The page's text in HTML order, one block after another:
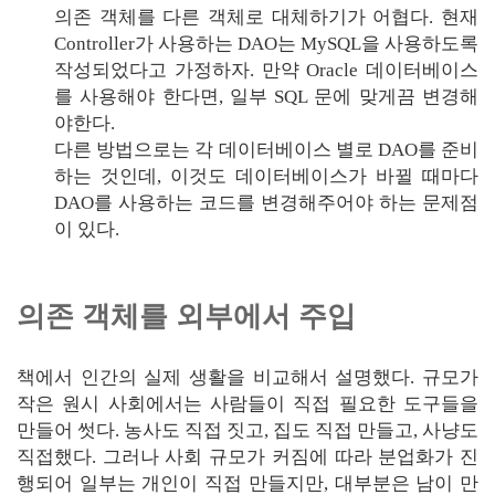
의존 객체를 다른 객체로 대체하기가 어협다. 현재
Controller가 사용하는 DAO는 MySQL을 사용하도록
작성되었다고 가정하자. 만약 Oracle 데이터베이스
를 사용해야 한다면, 일부 SQL 문에 맞게끔 변경해
야한다.
다른 방법으로는 각 데이터베이스 별로 DAO를 준비
하는 것인데, 이것도 데이터베이스가 바뀔 때마다
DAO를 사용하는 코드를 변경해주어야 하는 문제점
이 있다.
의존 객체를 외부에서 주입
책에서 인간의 실제 생활을 비교해서 설명했다. 규모가
작은 원시 사회에서는 사람들이 직접 필요한 도구들을
만들어 썻다. 농사도 직접 짓고, 집도 직접 만들고, 사냥도
직접했다. 그러나 사회 규모가 커짐에 따라 분업화가 진
행되어 일부는 개인이 직접 만들지만, 대부분은 남이 만